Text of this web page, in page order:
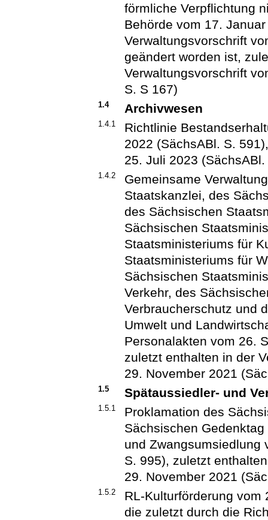
förmliche Verpflichtung
Behörde vom 17.
Verwaltungsvorschrift
geändert worden ist,
Verwaltungsvorschrift
S. S 167)
1.4 Archivwesen
1.4.1
Richtlinie
2022 (SächsABl. S.
25. Juli 2023
1.4.2
Gemeinsame
Staatskanzlei, des
des Sächsischen
Sächsischen
Staatsministeriums für
Staatsministeriums für
Sächsischen
Verkehr, des
Verbraucherschutz und
Umwelt und
Personalakten vom 26.
zuletzt enthalten in der
29. November 2021
1.5 Spätaussiedler- und
1.5.1
Proklamation des
Sächsischen
und Zwangsumsiedlung
S. 995), zuletzt
29. November 2021
1.5.2
RL-Kulturförderung vom
die zuletzt durch die